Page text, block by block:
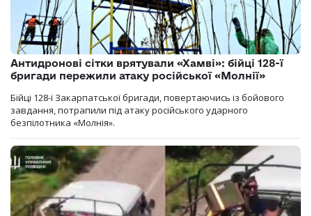
Антидронові сітки врятували «Хамві»: бійці 128-ї
бригади пережили атаку російської «Молнії»
Бійці 128-ї Закарпатської бригади, повертаючись із бойового
завдання, потрапили під атаку російського ударного
безпілотника «Молнія».